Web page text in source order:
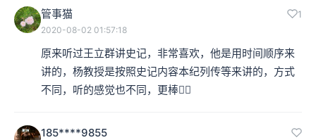
管事猫 1
2020-08-02 01:57:18
原来听过王立群讲史记，非常喜欢，他是用时间顺序来
讲的，杨教授是按照史记内容本纪列传等来讲的，方式
不同，听的感觉也不同，更棒👍🏻
185****9855